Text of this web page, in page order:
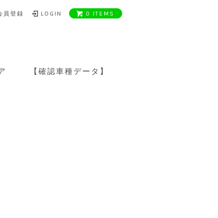
員登録 LOGIN 0 ITEMS
【確認車種データ】